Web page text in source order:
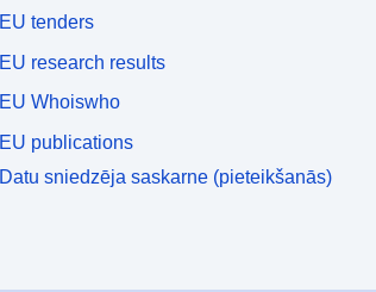
EU tenders
EU research results
EU Whoiswho
EU publications
Datu sniedzēja saskarne (pieteikšanās)